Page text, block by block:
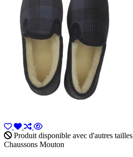
Produit disponible avec d'autres tailles
Chaussons Mouton